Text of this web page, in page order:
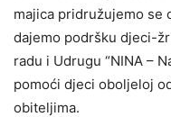
majica pridružujemo se
dajemo podršku djeci-
radu i Udrugu “NINA –
pomoći djeci oboljeloj
obiteljima.